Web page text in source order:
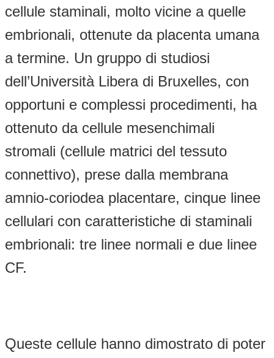
cellule staminali, molto vicine a quelle
embrionali, ottenute da placenta umana
a termine. Un gruppo di studiosi
dell’Università Libera di Bruxelles, con
opportuni e complessi procedimenti, ha
ottenuto da cellule mesenchimali
stromali (cellule matrici del tessuto
connettivo), prese dalla membrana
amnio-coriodea placentare, cinque linee
cellulari con caratteristiche di staminali
embrionali: tre linee normali e due linee
CF.
Queste cellule hanno dimostrato di poter